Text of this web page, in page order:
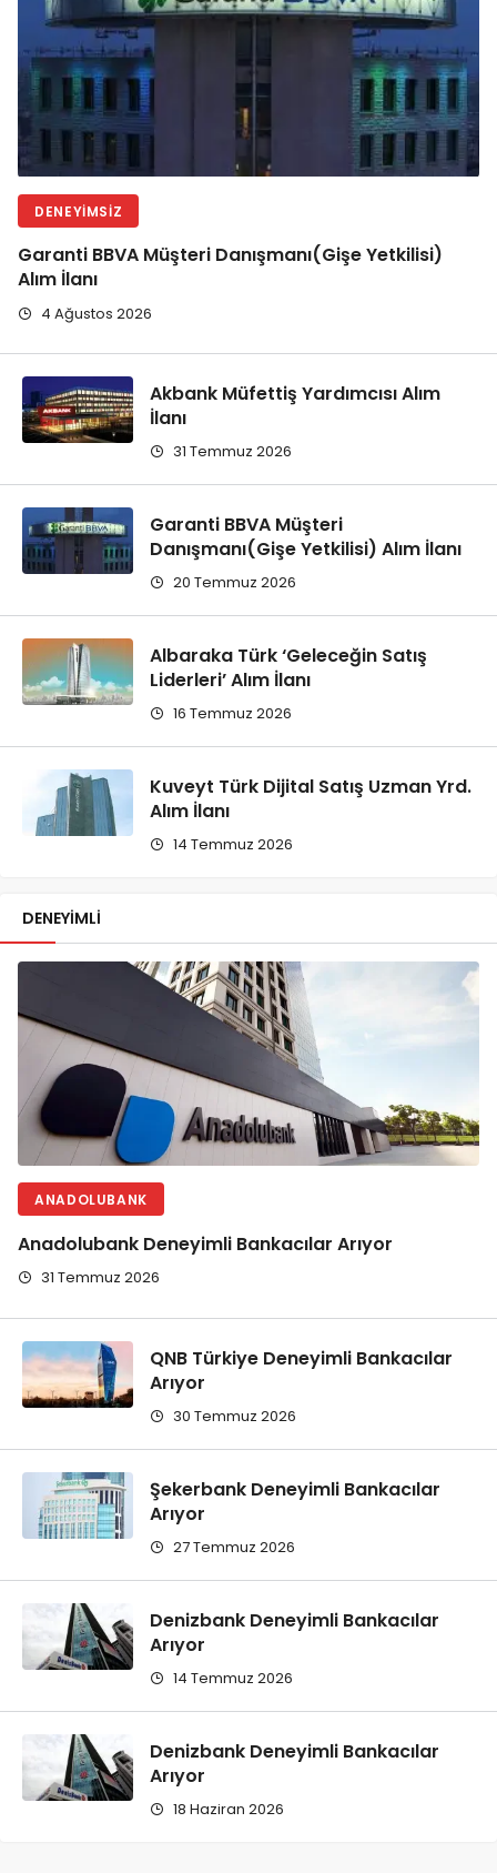
DENEYIMSIZ
Garanti BBVA Müşteri Danışmanı(Gişe Yetkilisi)
Alım İlanı
4 Ağustos 2026
Akbank Müfettiş Yardımcısı Alım
İlanı
31 Temmuz 2026
Garanti BBVA Müşteri
Danışmanı(Gişe Yetkilisi) Alım İlanı
20 Temmuz 2026
Albaraka Türk ‘Geleceğin Satış
Liderleri’ Alım İlanı
16 Temmuz 2026
Kuveyt Türk Dijital Satış Uzman Yrd.
Alım İlanı
14 Temmuz 2026
DENEYIMLI
ANADOLUBANK
Anadolubank Deneyimli Bankacılar Arıyor
31 Temmuz 2026
QNB Türkiye Deneyimli Bankacılar
Arıyor
30 Temmuz 2026
Şekerbank Deneyimli Bankacılar
Arıyor
27 Temmuz 2026
Denizbank Deneyimli Bankacılar
Arıyor
14 Temmuz 2026
Denizbank Deneyimli Bankacılar
Arıyor
18 Haziran 2026